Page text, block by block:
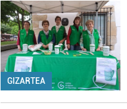
GIZARTEA